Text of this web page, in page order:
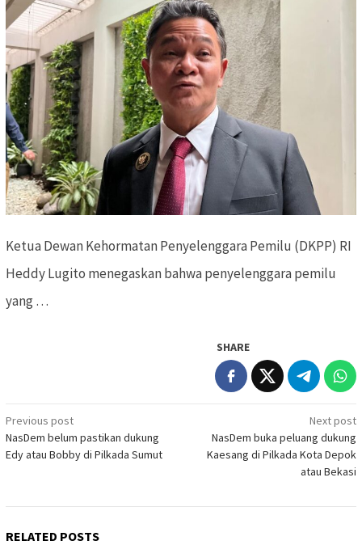
Ketua Dewan Kehormatan Penyelenggara Pemilu (DKPP) RI
Heddy Lugito menegaskan bahwa penyelenggara pemilu
yang …
SHARE
Post
navigation
Previous post
NasDem belum pastikan dukung
Edy atau Bobby di Pilkada Sumut
Next post
NasDem buka peluang dukung
Kaesang di Pilkada Kota Depok
atau Bekasi
RELATED POSTS